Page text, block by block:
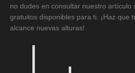
no dudes en consultar nuestro artículo
gratuitos disponibles para ti. ¡Haz que
alcance nuevas alturas!